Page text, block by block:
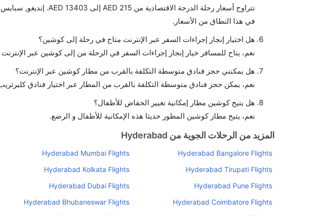
في هذا النطاق من الأسعار.
هل اختيار إنجاز إجراءات السفر عبر الإنترنت متاح في رحلة إلى كوشين؟
نعم، يتاح للمسافر خيار إنجاز إجراءات السفر في الرحلة من إلى كوشين عبر
هل يمكنني حجز فنادق متوسطة التكلفة بالقرب من مطار كوشين عبر الإنترنت؟
نعم، يمكن حجز فنادق متوسطة التكلفة بالقرب من المطار عبر اختيار فنادق
هل يتيح كوشين مطار إمكانية تغيير الحفاض للأطفال؟
نعم، يتيح مطار كوشين المطور حديثا هذه الإمكانية للأطفال و الرضع.
المزيد من الرحلات الجوية من Hyderabad
Hyderabad Bangalore Flights
Hyderabad Mumbai Flights
Hyderabad Tirupati Flights
Hyderabad Kolkata Flights
Hyderabad Pune Flights
Hyderabad Dubai Flights
Hyderabad Coimbatore Flights
Hyderabad Bhubaneswar Flights